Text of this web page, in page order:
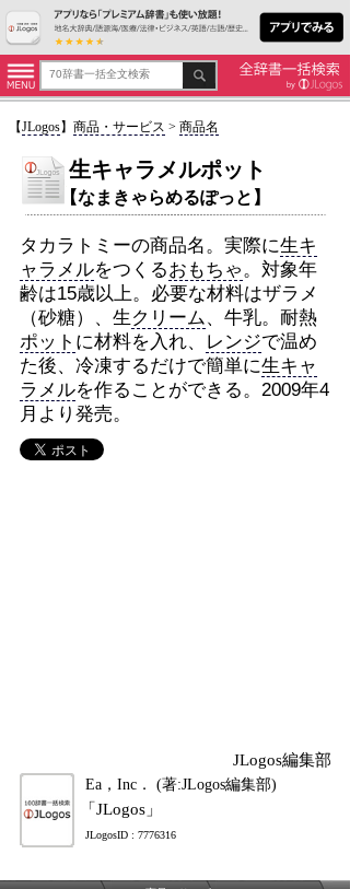
【JLogos】 商品・サービス > 商品名
生キャラメルポット
【なまきゃらめるぽっと】
タカラトミーの商品名。実際に生キ
ャラメルをつくるおもちゃ。対象年
齢は15歳以上。必要な材料はザラメ
（砂糖）、生 クリーム、牛乳。耐熱
ポット に材料を入れ、 レンジで温め
た後、冷凍するだけで簡単に生キャ
ラメルを作ることができる。2009年4
月より発売。
JLogos編集部
Ea，Inc． (著:JLogos編集部)
「JLogos」
JLogosID : 7776316